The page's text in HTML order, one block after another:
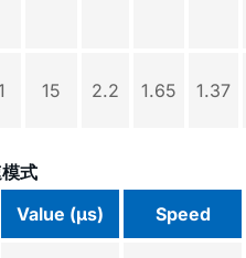
15 2.2 1.65 1.37
式
Value (µs) Speed